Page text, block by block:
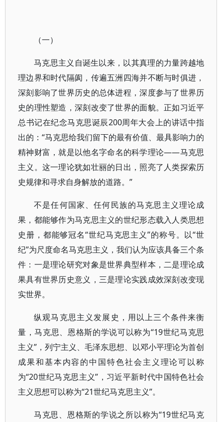
（一）
马克思主义自诞生以来，以其真理的力量跨越地
理边界和时代隔阂，传遍五洲四海并不断与时俱进，
深刻影响了世界历史的总体进程，深度参与了世界历
史的理性塑造，深刻改变了世界的面貌。正如习近平
总书记在纪念马克思诞辰200周年大会上的讲话中指
出的：“马克思给我们留下的最有价值、最具影响力的
精神财富，就是以他名字命名的科学理论——马克思
主义。这一理论犹如壮丽的日出，照亮了人类探索历
史规律和寻求自身解放的道路。”
不是任何国家、任何民族的马克思主义理论成
果，都能够作为马克思主义的世纪形态载入人类思想
史册，都能够冠名“世纪马克思主义”的称号。以“世
纪”为尺度命名马克思主义，我们认为应该具备三个条
件：一是理论研究对象是世界典型样本，二是理论成
果具有世界历史意义，三是理论实践成效深刻改变现
实世界。
纵观马克思主义发展史，用以上三个条件来衡
量，马克思、恩格斯的学说可以称为“19世纪马克思
主义”，列宁主义、毛泽东思想、以邓小平理论为首创
成果和基本内容的中国特色社会主义理论可以称
为“20世纪马克思主义”，习近平新时代中国特色社会
主义思想可以称为“21世纪马克思主义”。
马克思、恩格斯的学说之所以称为“19世纪马克